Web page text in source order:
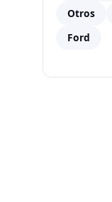
Otros
Ford